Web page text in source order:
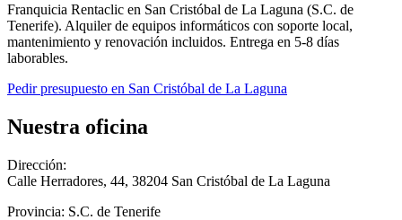
Franquicia Rentaclic en San Cristóbal de La Laguna (S.C. de
Tenerife). Alquiler de equipos informáticos con soporte local,
mantenimiento y renovación incluidos. Entrega en 5-8 días
laborables.
Pedir presupuesto en San Cristóbal de La Laguna
Nuestra oficina
Dirección:
Calle Herradores, 44, 38204 San Cristóbal de La Laguna
Provincia: S.C. de Tenerife